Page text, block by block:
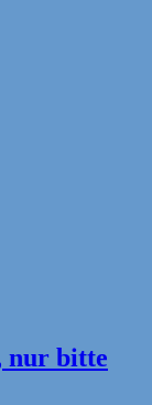
nur bitte